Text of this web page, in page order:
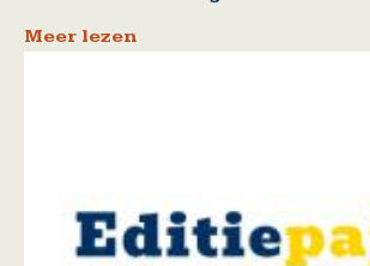
Meer lezen